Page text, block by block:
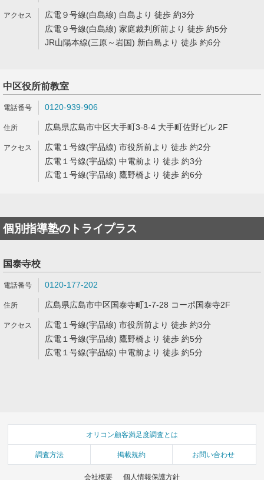
広電９号線(白島線) 白島より 徒歩 約3分
広電９号線(白島線) 家庭裁判所前より 徒歩 約5分
JR山陽本線(三原～岩国) 新白島より 徒歩 約6分
中区役所前教室
0120-939-906
広島県広島市中区大手町3-8-4 大手町佐野ビル 2F
広電１号線(宇品線) 市役所前より 徒歩 約2分
広電１号線(宇品線) 中電前より 徒歩 約3分
広電１号線(宇品線) 鷹野橋より 徒歩 約6分
個別指導塾のトライプラス
国泰寺校
0120-177-202
広島県広島市中区国泰寺町1-7-28 コーポ国泰寺2F
広電１号線(宇品線) 市役所前より 徒歩 約3分
広電１号線(宇品線) 鷹野橋より 徒歩 約5分
広電１号線(宇品線) 中電前より 徒歩 約5分
オリコン顧客満足度調査とは
調査方法 掲載規約 お問い合わせ
会社概要 個人情報保護方針